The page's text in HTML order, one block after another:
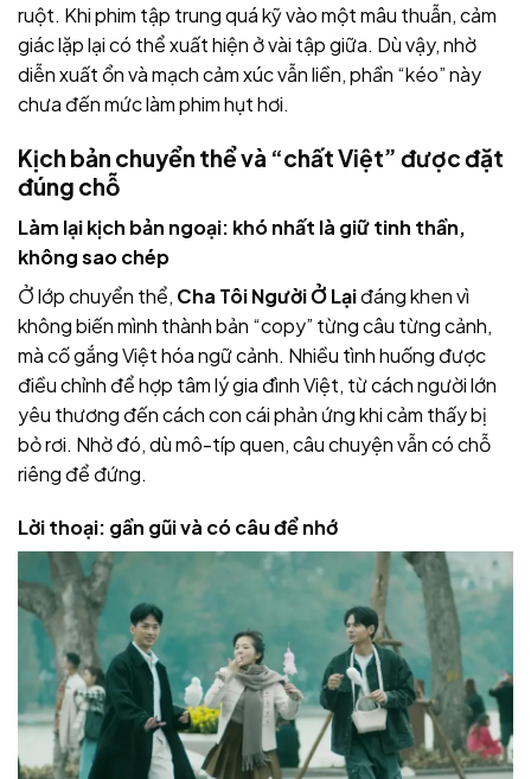
ruột. Khi phim tập trung quá kỹ vào một mâu thuẫn, cảm
giác lặp lại có thể xuất hiện ở vài tập giữa. Dù vậy, nhờ
diễn xuất ổn và mạch cảm xúc vẫn liền, phần “kéo” này
chưa đến mức làm phim hụt hơi.
Kịch bản chuyển thể và “chất Việt” được đặt
đúng chỗ
Làm lại kịch bản ngoại: khó nhất là giữ tinh thần,
không sao chép
Ở lớp chuyển thể, Cha Tôi Người Ở Lạiđáng khen vì
không biến mình thành bản “copy” từng câu từng cảnh,
mà cố gắng Việt hóa ngữ cảnh. Nhiều tình huống được
điều chỉnh để hợp tâm lý gia đình Việt, từ cách người lớn
yêu thương đến cách con cái phản ứng khi cảm thấy bị
bỏ rơi. Nhờ đó, dù mô-típ quen, câu chuyện vẫn có chỗ
riêng để đứng.
Lời thoại: gần gũi và có câu để nhớ